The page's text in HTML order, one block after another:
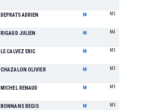
DEPRATS ADRIEN M M2
RIGAUD JULIEN M M4
LE CALVEZ ERIC M M5
CHAZALON OLIVIER M M5
MICHEL RENAUD M M5
BONNANS REGIS M M3